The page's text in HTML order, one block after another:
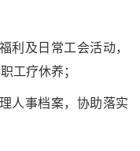
利及日常工会活动，
工疗休养；
人事档案，协助落实